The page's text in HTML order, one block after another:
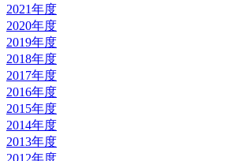
2021年度
2020年度
2019年度
2018年度
2017年度
2016年度
2015年度
2014年度
2013年度
2012年度